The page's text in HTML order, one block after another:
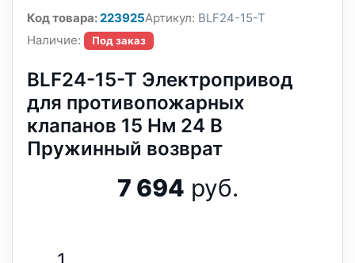
Код товара:223925Артикул: BLF24-15-T
Наличие:
Под заказ
BLF24-15-T Электропривод
для противопожарных
клапанов 15 Нм 24 В
Пружинный возврат
7 694 руб.